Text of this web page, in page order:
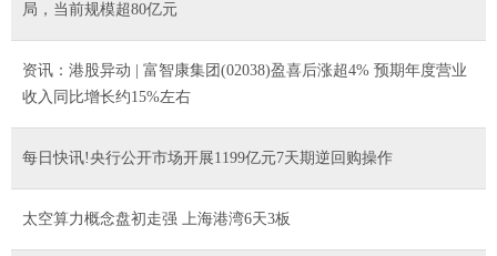
局，当前规模超80亿元
资讯：港股异动 | 富智康集团(02038)盈喜后涨超4% 预期年度营业
收入同比增长约15%左右
每日快讯!央行公开市场开展1199亿元7天期逆回购操作
太空算力概念盘初走强 上海港湾6天3板